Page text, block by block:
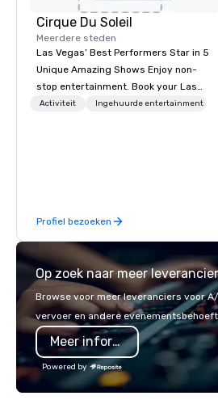
Cirque Du Soleil
Meerdere steden
Las Vegas’ Best Performers Star in 5
Unique Amazing Shows Enjoy non-
stop entertainment. Book your Las
Vegas show tickets.
Activiteit Ingehuurde entertainment
Profiel bezoeken
Op zoek naar meer
Browse voor meer leveranciers voor
vervoer en andere
Meer informatie
Powered by